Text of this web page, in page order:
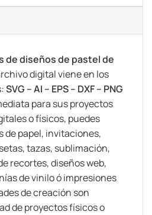
de diseños de pastel de
digital viene en los
SVG – AI – EPS – DXF – PNG
para sus proyectos
o físicos, puedes
de papel, invitaciones,
tazas, sublimación,
recortes, diseños web,
de vinilo ó impresiones
de creación son
de proyectos físicos o